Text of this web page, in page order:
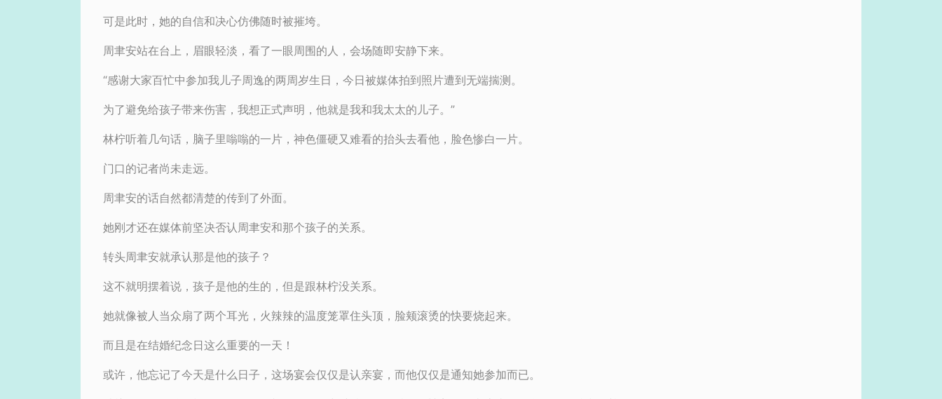
可是此时，她的自信和决心仿佛随时被摧垮。
周聿安站在台上，眉眼轻淡，看了一眼周围的人，会场随即安静下来。
“感谢大家百忙中参加我儿子周逸的两周岁生日，今日被媒体拍到照片遭到无端揣测。
为了避免给孩子带来伤害，我想正式声明，他就是我和我太太的儿子。”
林柠听着几句话，脑子里嗡嗡的一片，神色僵硬又难看的抬头去看他，脸色惨白一片。
门口的记者尚未走远。
周聿安的话自然都清楚的传到了外面。
她刚才还在媒体前坚决否认周聿安和那个孩子的关系。
转头周聿安就承认那是他的孩子？
这不就明摆着说，孩子是他的生的，但是跟林柠没关系。
她就像被人当众扇了两个耳光，火辣辣的温度笼罩住头顶，脸颊滚烫的快要烧起来。
而且是在结婚纪念日这么重要的一天！
或许，他忘记了今天是什么日子，这场宴会仅仅是认亲宴，而他仅仅是通知她参加而已。